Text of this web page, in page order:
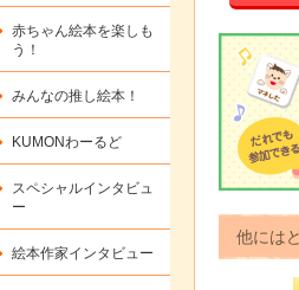
他には
赤ちゃん絵本を楽しも
う！
みんなの推し絵本！
KUMONわーるど
スペシャルインタビュ
ー
絵本作家インタビュー